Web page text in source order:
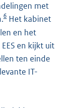
met
6 Het kabinet
en het
en kijkt uit
ten einde
IT-